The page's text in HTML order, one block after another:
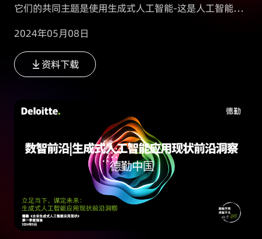
它们的共同主题是使用生成式人工智能-这是人工智能领
循规则来帮助分析数据和做出预测，而Transformer架构
的出现则开启了一个新领域：生成式人工智能。 生成式
人工智能可以通过创建类似于其所训练的数据的新颖数据
来模仿人类的创造过程，将人工智能从“赋能者”提升为
年，超过10％的数据将是由人工智能生成的，预示着一
个新时代—人类与（WithTM）机器协作的时代—的到来。
2024年05月08日
资料下载